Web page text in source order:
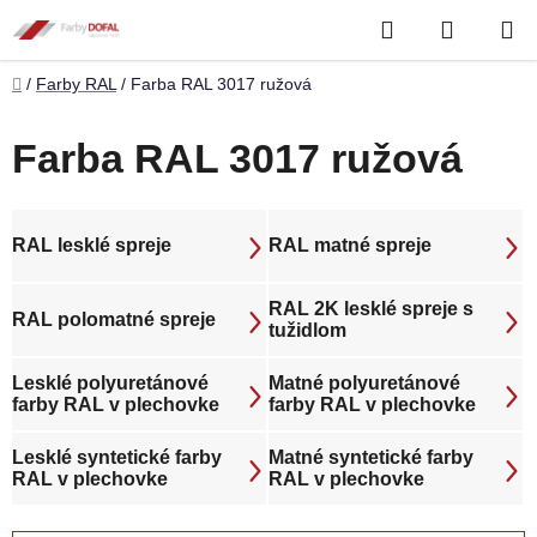
na
obsah
Hľadať
KOŠÍK
Domov
/ Farby RAL / Farba RAL 3017 ružová
Farba RAL 3017 ružová
RAL lesklé spreje RAL matné spreje
RAL polomatné spreje
RAL 2K lesklé spreje s
tužidlom
Lesklé polyuretánové
farby RAL v plechovke
Matné polyuretánové
farby RAL v plechovke
Lesklé syntetické farby
RAL v plechovke
Matné syntetické farby
RAL v plechovke